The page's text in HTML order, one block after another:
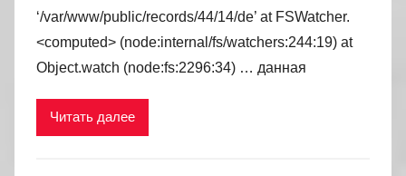
‘/var/www/public/records/44/14/de’ at FSWatcher.
<computed> (node:internal/fs/watchers:244:19) at
Object.watch (node:fs:2296:34) … данная
Читать далее